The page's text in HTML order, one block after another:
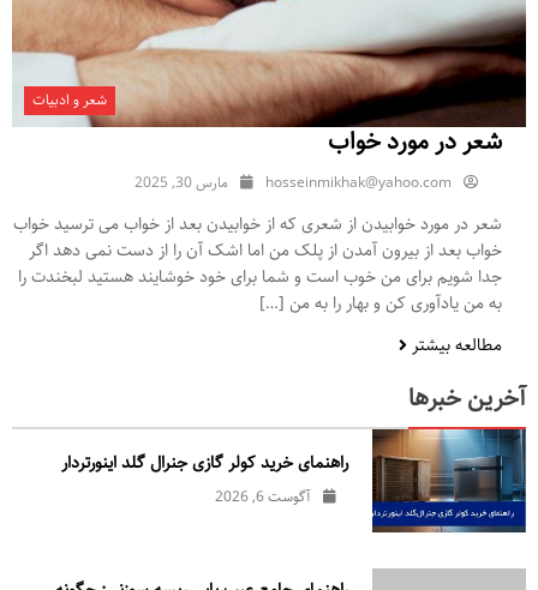
شعر و ادبیات
شعر در مورد خواب
hosseinmikhak@yahoo.com مارس 30, 2025
شعر در مورد خوابیدن از شعری که از خوابیدن بعد از خواب می ترسید خواب
خواب بعد از بیرون آمدن از پلک من اما اشک آن را از دست نمی دهد اگر
جدا شویم برای من خوب است و شما برای خود خوشایند هستید لبخندت را
به من یادآوری کن و بهار را به من […]
مطالعه بیشتر
آخرین خبرها
راهنمای خرید کولر گازی جنرال‌ گلد اینورتر‌دار
آگوست 6, 2026